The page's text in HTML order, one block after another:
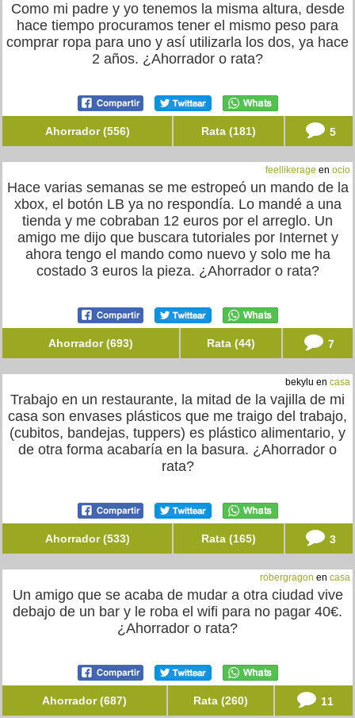
Como mi padre y yo tenemos la misma altura, desde
hace tiempo procuramos tener el mismo peso para
comprar ropa para uno y así utilizarla los dos, ya hace
2 años. ¿Ahorrador o rata?
Ahorrador (556) Rata (181) 5
feellikerage en ocio
Hace varias semanas se me estropeó un mando de la
xbox, el botón LB ya no respondía. Lo mandé a una
tienda y me cobraban 12 euros por el arreglo. Un
amigo me dijo que buscara tutoriales por Internet y
ahora tengo el mando como nuevo y solo me ha
costado 3 euros la pieza. ¿Ahorrador o rata?
Ahorrador (693) Rata (44) 7
bekylu en casa
Trabajo en un restaurante, la mitad de la vajilla de mi
casa son envases plásticos que me traigo del trabajo,
(cubitos, bandejas, tuppers) es plástico alimentario, y
de otra forma acabaría en la basura. ¿Ahorrador o
rata?
Ahorrador (533) Rata (165) 3
robergragon en casa
Un amigo que se acaba de mudar a otra ciudad vive
debajo de un bar y le roba el wifi para no pagar 40€.
¿Ahorrador o rata?
Ahorrador (687) Rata (260) 11